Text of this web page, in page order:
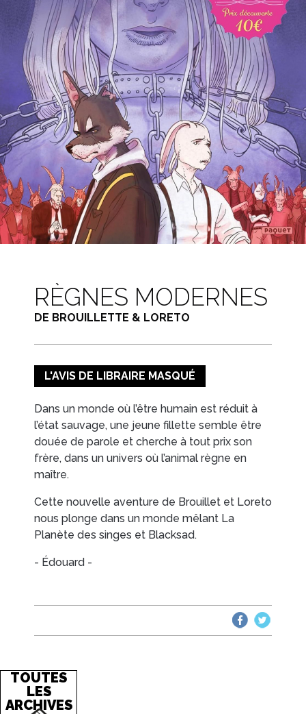
RÈGNES MODERNES
DE BROUILLETTE & LORETO
L'AVIS DE LIBRAIRE MASQUÉ
Dans un monde où l’être humain est réduit à
l’état sauvage, une jeune fillette semble être
douée de parole et cherche à tout prix son
frère, dans un univers où l’animal règne en
maître.
Cette nouvelle aventure de Brouillet et Loreto
nous plonge dans un monde mêlant La
Planète des singes et Blacksad.
- Édouard -
TOUTES
LES
ARCHIVES